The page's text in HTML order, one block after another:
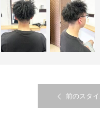
前のスタ